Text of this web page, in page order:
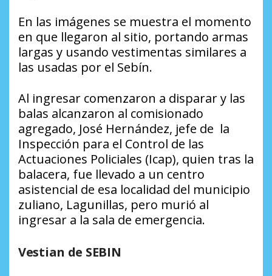
En las imágenes se muestra el momento
en que llegaron al sitio, portando armas
largas y usando vestimentas similares a
las usadas por el Sebín.
Al ingresar comenzaron a disparar y las
balas alcanzaron al comisionado
agregado, José Hernández, jefe de la
Inspección para el Control de las
Actuaciones Policiales (Icap), quien tras la
balacera, fue llevado a un centro
asistencial de esa localidad del municipio
zuliano, Lagunillas, pero murió al
ingresar a la sala de emergencia.
Vestian de SEBIN